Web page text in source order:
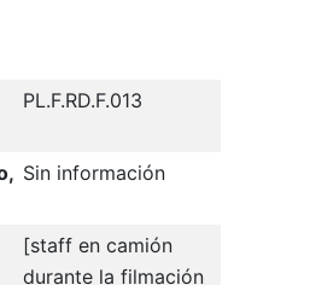
PL.F.RD.F.013
Sin información
[staff en camión
durante la filmación